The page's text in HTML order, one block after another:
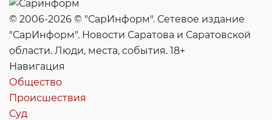
© 2006-2026 © "СарИнформ". Сетевое издание
"СарИнформ". Новости Саратова и Саратовской
области. Люди, места, события. 18+
Навигация
Общество
Происшествия
Суд